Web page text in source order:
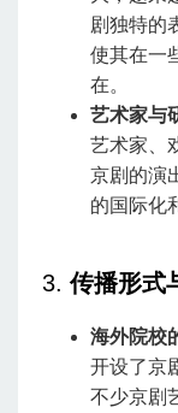
剧独特的
使其在一
在。
艺术家与
艺术家、
京剧的演
的国际化
3.传播形式
海外院校
开设了京
不少京剧